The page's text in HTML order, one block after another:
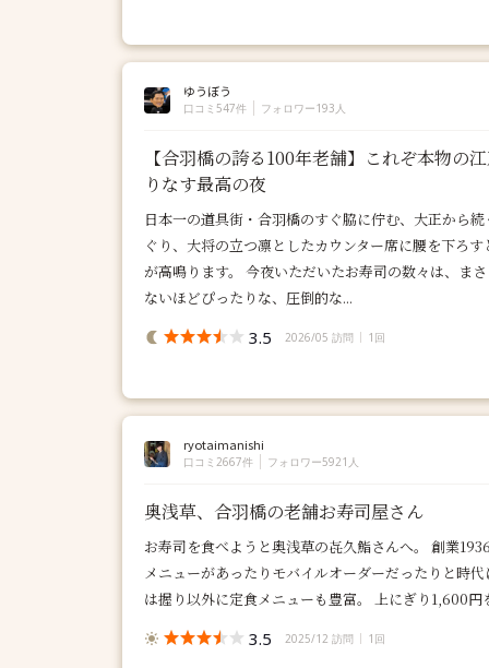
ゆうぼう
口コミ547件 フォロワー193人
【合羽橋の誇る100年老舗】これぞ本物の
りなす最高の夜
日本一の道具街・合羽橋のすぐ脇に佇む、大正から
ぐり、大将の立つ凛としたカウンター席に腰を下ろ
が高鳴ります。 今夜いただいたお寿司の数々は、ま
ないほどぴったりな、圧倒的な...
3.5 2026/05 訪問 1回
ryotaimanishi
口コミ2667件 フォロワー5921人
奥浅草、合羽橋の老舗お寿司屋さん
お寿司を食べようと奥浅草の㐂久鮨さんへ。 創業
メニューがあったりモバイルオーダーだったりと時
は握り以外に定食メニューも豊富。 上にぎり1,600
3.5 2025/12 訪問 1回